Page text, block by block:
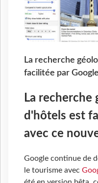
La recherche
facilitée par
La recherche
d'hôtels est
avec ce
Google continue de
le tourisme avec